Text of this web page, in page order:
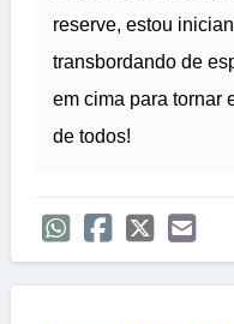
reserve, estou
transbordando de
em cima para tornar
de todos!